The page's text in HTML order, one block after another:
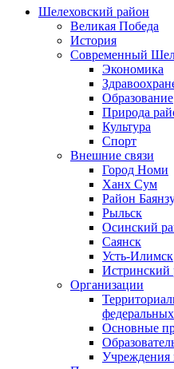
Шелеховский район
Великая Победа
История
Современный
Экономика
Образование
Природа
Культура
Спорт
Внешние связи
Город Номи
Ханх Сум
Район
Рыльск
Осинский
Саянск
Усть-Илимск
Истринский
Организации
Основные
Учреждения